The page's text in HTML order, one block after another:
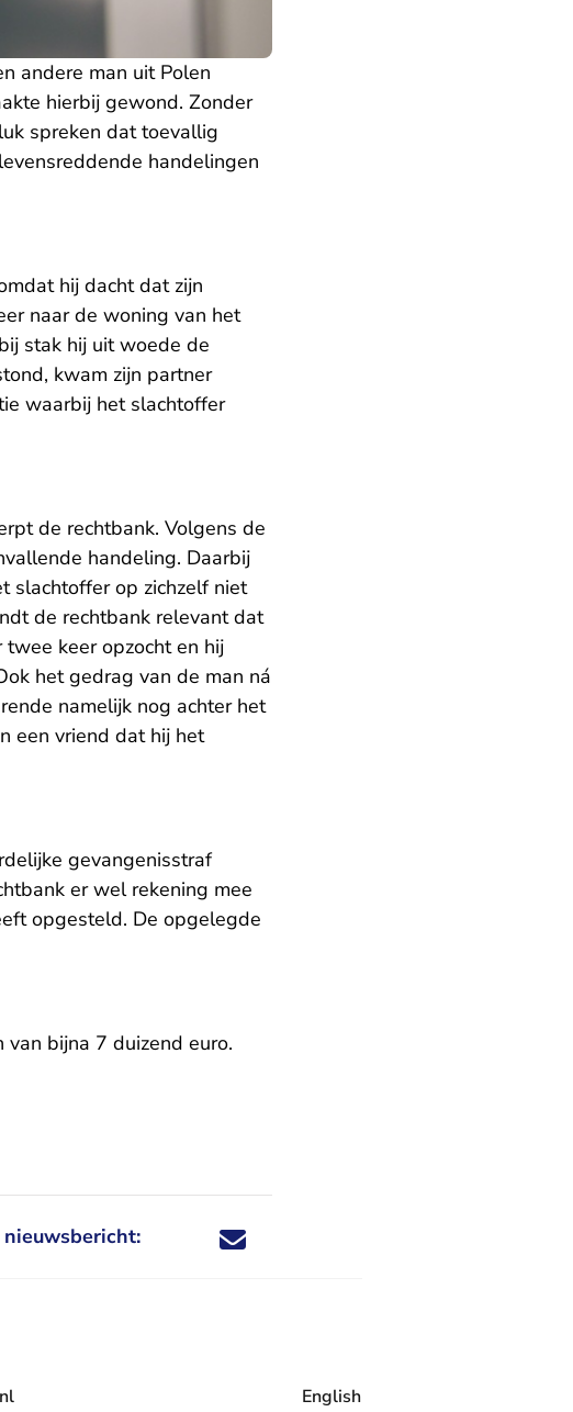
andere man uit Polen
hierbij gewond. Zonder
spreken dat toevallig
handelingen
hij dacht dat zijn
naar de woning van het
stak hij uit woede de
kwam zijn partner
waarbij het slachtoffer
de rechtbank. Volgens de
handeling. Daarbij
slachtoffer op zichzelf niet
de rechtbank relevant dat
keer opzocht en hij
het gedrag van de man ná
namelijk nog achter het
een vriend dat hij het
gevangenisstraf
er wel rekening mee
opgesteld. De opgelegde
bijna 7 duizend euro.
Deel dit nieuwsbericht via X - U verlaat
Deel dit nieuwsbericht via Facebook - U
Deel dit nieuwsbericht via e-mail
Deel dit nieuwsbericht via LinkedIn - U
English